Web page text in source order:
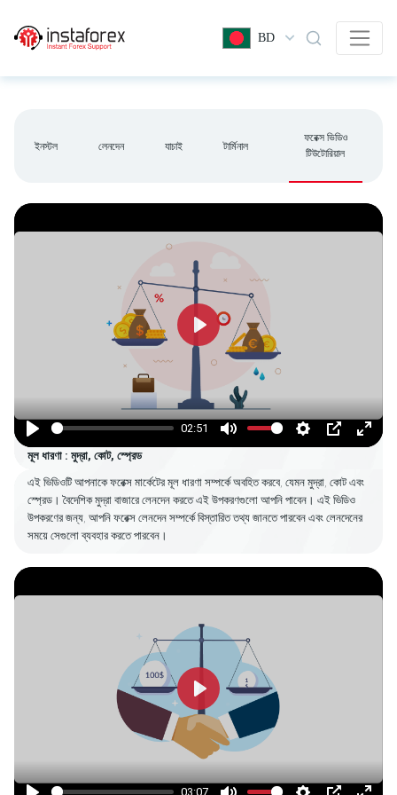
BD
ইনস্টল লেনদেন যাচাই টার্মিনাল
ফরেক্স ভিডিও
টিউটোরিয়াল
Play
02:51
Mute Settings
PIP
Enter
Play
মূল ধারণা : মুদ্রা, কোট, স্প্রেড
এই ভিডিওটি আপনাকে ফরেক্স মার্কেটের মূল ধারণা সম্পর্কে অবহিত করবে, যেমন মুদ্রা, কোট এবং
স্প্রেড। বৈদেশিক মুদ্রা বাজারে লেনদেন করতে এই উপকরণগুলো আপনি পাবেন। এই ভিডিও
উপকরণের জন্য, আপনি ফরেক্স লেনদেন সম্পর্কে বিস্তারিত তথ্য জানতে পারবেন এবং লেনদেনের
সময়ে সেগুলো ব্যবহার করতে পারবেন।
03:07
Play